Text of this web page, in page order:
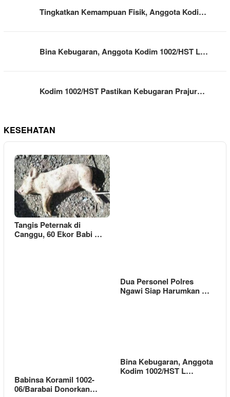
Tingkatkan Kemampuan Fisik, Anggota Kodi…
Bina Kebugaran, Anggota Kodim 1002/HST L…
Kodim 1002/HST Pastikan Kebugaran Prajur…
KESEHATAN
Tangis Peternak di
Canggu, 60 Ekor Babi …
Dua Personel Polres
Ngawi Siap Harumkan …
Babinsa Koramil 1002-
06/Barabai Donorkan…
Bina Kebugaran, Anggota
Kodim 1002/HST L…